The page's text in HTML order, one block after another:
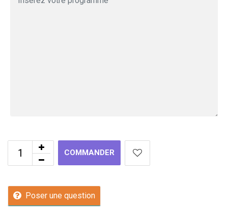
COMMANDER
Poser une question